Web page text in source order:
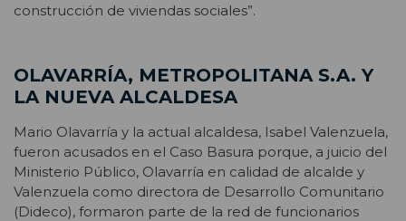
construcción de viviendas sociales”.
OLAVARRÍA, METROPOLITANA S.A. Y
LA NUEVA ALCALDESA
Mario Olavarría y la actual alcaldesa, Isabel Valenzuela,
fueron acusados en el Caso Basura porque, a juicio del
Ministerio Público, Olavarría en calidad de alcalde y
Valenzuela como directora de Desarrollo Comunitario
(Dideco), formaron parte de la red de funcionarios